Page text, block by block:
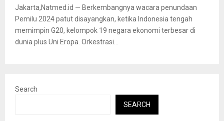
Jakarta,Natmed.id — Berkembangnya wacara penundaan
Pemilu 2024 patut disayangkan, ketika Indonesia tengah
memimpin G20, kelompok 19 negara ekonomi terbesar di
dunia plus Uni Eropa. Orkestrasi...
Search
SEARCH